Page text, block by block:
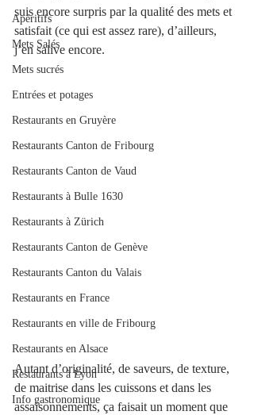
Apéritifs
Mets Salés
Mets sucrés
Entrées et potages
Restaurants en Gruyère
Restaurants Canton de Fribourg
Restaurants Canton de Vaud
Restaurants à Bulle 1630
Restaurants à Zürich
Restaurants Canton de Genève
Restaurants Canton du Valais
Restaurants en France
Restaurants en ville de Fribourg
Restaurants en Alsace
Restaurants à Lyon
Info gastronomique
suis encore surpris par la qualité des mets et
satisfait (ce qui est assez rare), d’ailleurs,
j’en salive encore.
Autant d’originalité, de saveurs, de texture,
de maitrise dans les cuissons et dans les
assaisonnements, ça faisait un moment que